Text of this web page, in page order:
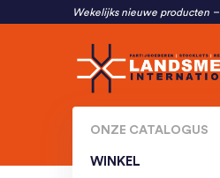
Wekelijks nieuwe producten
ONZE CATALOGUS
WINKEL